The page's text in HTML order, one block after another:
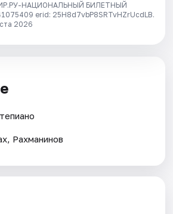
НАЦИОНАЛЬНЫЙ БИЛЕТНЫЙ
erid: 25H8d7vbP8SRTvHZrUcdLB.
2026
Рахманинов